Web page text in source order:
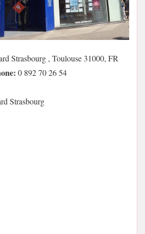
Strasbourg , Toulouse 31000, FR
0 892 70 26 54
Strasbourg